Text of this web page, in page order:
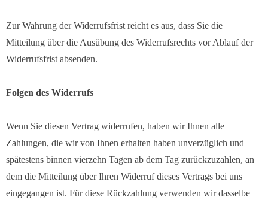
Zur Wahrung der Widerrufsfrist reicht es aus, dass Sie die
Mitteilung über die Ausübung des Widerrufsrechts vor Ablauf der
Widerrufsfrist absenden.
Folgen des Widerrufs
Wenn Sie diesen Vertrag widerrufen, haben wir Ihnen alle
Zahlungen, die wir von Ihnen erhalten haben unverzüglich und
spätestens binnen vierzehn Tagen ab dem Tag zurückzuzahlen, an
dem die Mitteilung über Ihren Widerruf dieses Vertrags bei uns
eingegangen ist. Für diese Rückzahlung verwenden wir dasselbe